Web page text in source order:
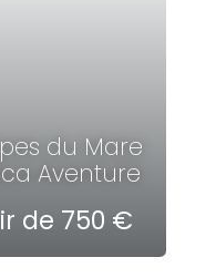
du Mare
Aventure
de 750 €